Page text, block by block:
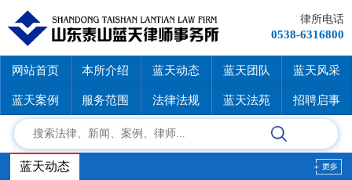
律所电话
0538-6316800
网站首页 本所介绍 蓝天动态 蓝天团队 蓝天风采
蓝天案例 服务范围 法律法规 蓝天法苑 招聘启事
蓝天动态